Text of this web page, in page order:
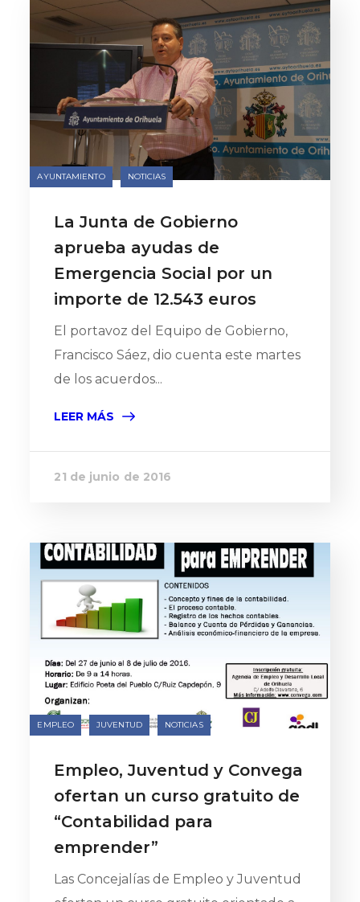
AYUNTAMIENTO NOTICIAS
La Junta de Gobierno
aprueba ayudas de
Emergencia Social por un
importe de 12.543 euros
El portavoz del Equipo de Gobierno,
Francisco Sáez, dio cuenta este martes
de los acuerdos...
LEER MÁS
21 de junio de 2016
EMPLEO JUVENTUD NOTICIAS
Empleo, Juventud y Convega
ofertan un curso gratuito de
“Contabilidad para
emprender”
Las Concejalías de Empleo y Juventud